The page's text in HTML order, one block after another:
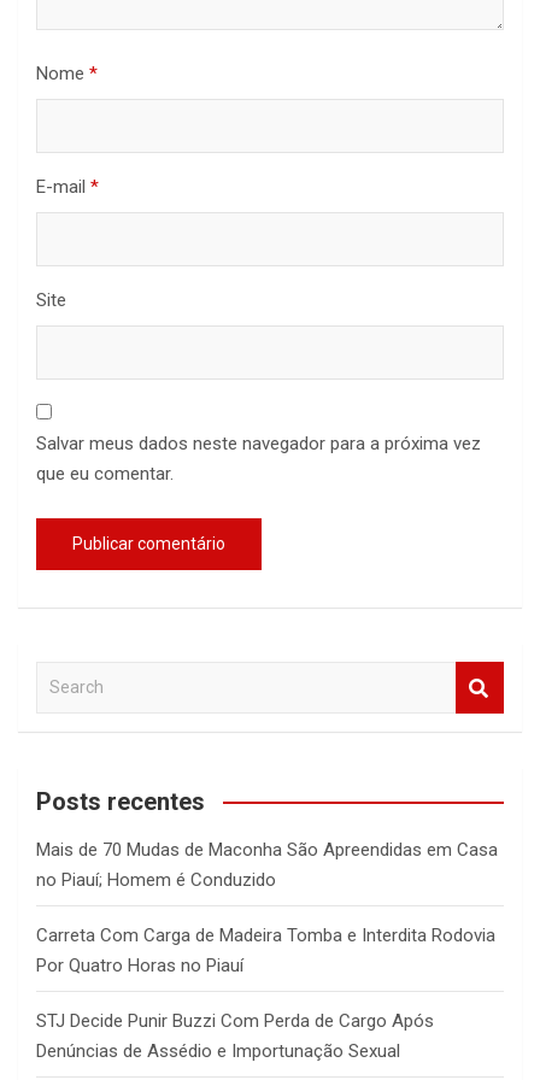
Nome *
E-mail *
Site
Salvar meus dados neste navegador para a próxima vez
que eu comentar.
a
c
Posts recentes
Mais de 70 Mudas de Maconha São Apreendidas em Casa
no Piauí; Homem é Conduzido
Carreta Com Carga de Madeira Tomba e Interdita Rodovia
Por Quatro Horas no Piauí
STJ Decide Punir Buzzi Com Perda de Cargo Após
Denúncias de Assédio e Importunação Sexual